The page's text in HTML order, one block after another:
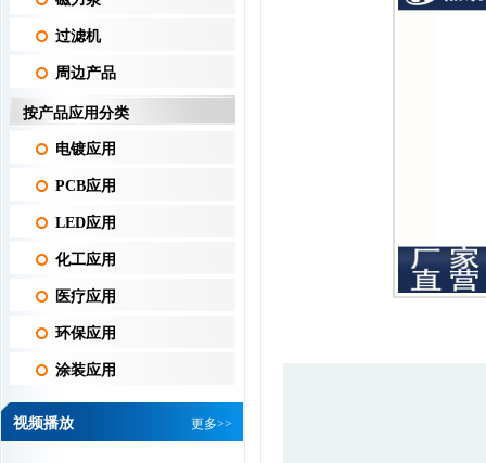
过滤机
周边产品
按产品应用分类
电镀应用
PCB应用
LED应用
化工应用
医疗应用
环保应用
涂装应用
更多>>
视频播放